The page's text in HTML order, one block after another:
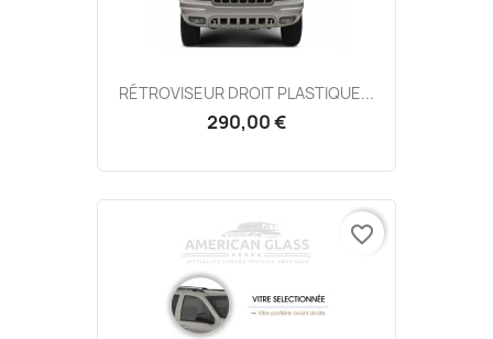
RÉTROVISEUR DROIT PLASTIQUE...
290,00 €
favorite_border